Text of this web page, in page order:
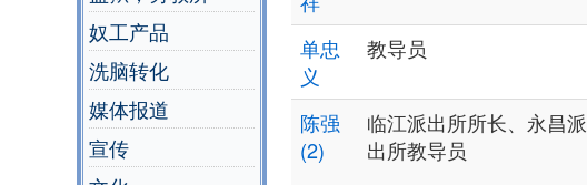
奴工产品
洗脑转化
媒体报道
宣传
单忠
义
教导员
陈强
(2)
临江派出所所长、永昌派
出所教导员